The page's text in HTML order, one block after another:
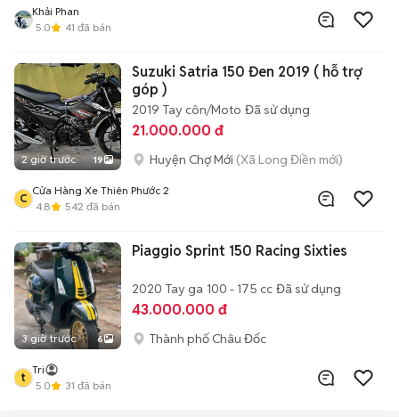
Khải Phan
5.0
41 đã bán
2 giờ trước 19
Suzuki Satria 150 Đen 2019 ( hỗ trợ
góp )
2019 Tay côn/Moto Đã sử dụng
21.000.000 đ
Huyện Chợ Mới (Xã Long Điền mới)
C
Cửa Hàng Xe Thiên Phước 2
4.8
542 đã bán
3 giờ trước 6
Piaggio Sprint 150 Racing Sixties
2020 Tay ga 100 - 175 cc Đã sử dụng
43.000.000 đ
Thành phố Châu Đốc
t
Tri
5.0
31 đã bán